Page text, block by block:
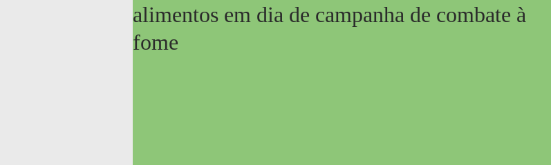
alimentos em dia de campanha de combate à
fome